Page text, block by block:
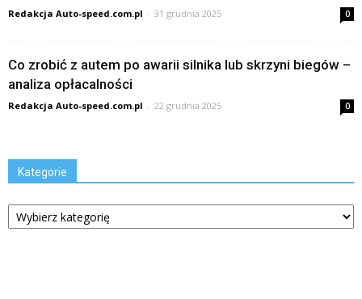
Redakcja Auto-speed.com.pl - 31 grudnia 2025 0
Co zrobić z autem po awarii silnika lub skrzyni biegów –
analiza opłacalności
Redakcja Auto-speed.com.pl - 22 grudnia 2025 0
Kategorie
Kategorie